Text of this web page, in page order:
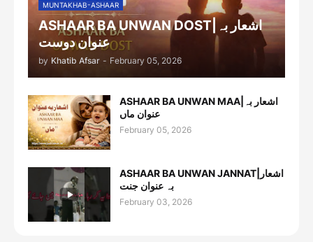
MUNTAKHAB-ASHAAR
ASHAAR BA UNWAN DOST|اشعار بہ
عنوان دوست
by Khatib Afsar - February 05, 2026
ASHAAR BA UNWAN MAA|اشعار بہ
عنوان ماں
February 05, 2026
ASHAAR BA UNWAN JANNAT|اشعار
بہ عنوان جنت
February 03, 2026